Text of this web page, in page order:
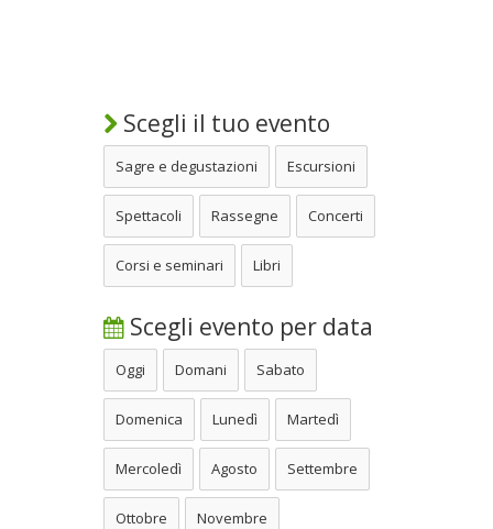
Scegli il tuo evento
Sagre e degustazioni Escursioni
Spettacoli Rassegne Concerti
Corsi e seminari Libri
Scegli evento per data
Oggi Domani Sabato
Domenica Lunedì Martedì
Mercoledì Agosto Settembre
Ottobre Novembre